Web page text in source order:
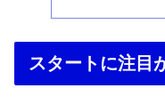
スタートに注目